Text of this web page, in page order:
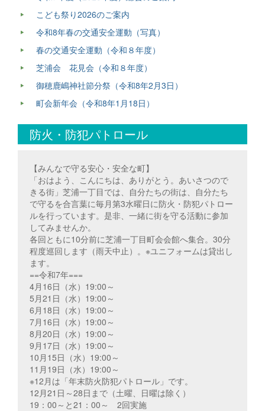
こども祭り2026のご案内
令和8年春の交通安全運動（写真）
春の交通安全運動（令和８年度）
芝浦会 花見会（令和８年度）
御穂鹿嶋神社節分祭（令和8年2月3日）
町会新年会（令和8年1月18日）
防火・防犯パトロール
【みんなで守る安心・安全な町】
「おはよう、こんにちは、ありがとう。あいさつので
きる街」芝浦一丁目では、自分たちの街は、自分たち
で守るを合言葉に毎月第3水曜日に防火・防犯パトロー
ルを行っています。是非、一緒に街を守る活動に参加
してみませんか。
各回ともに10分前に芝浦一丁目町会会館へ集合。30分
程度巡回します（雨天中止）。※ユニフォームは貸出し
ます。
==令和7年===
4月16日（水）19:00～
5月21日（水）19:00～
6月18日（水）19:00～
7月16日（水）19:00～
8月20日（水）19:00～
9月17日（水）19:00～
10月15日（水）19:00～
11月19日（水）19:00～
※12月は「年末防火防犯パトロール」です。
12月21日～28日まで（土曜、日曜は除く）
19：00～と21：00～ 2回実施